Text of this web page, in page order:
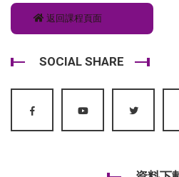
返回課程頁面
SOCIAL SHARE